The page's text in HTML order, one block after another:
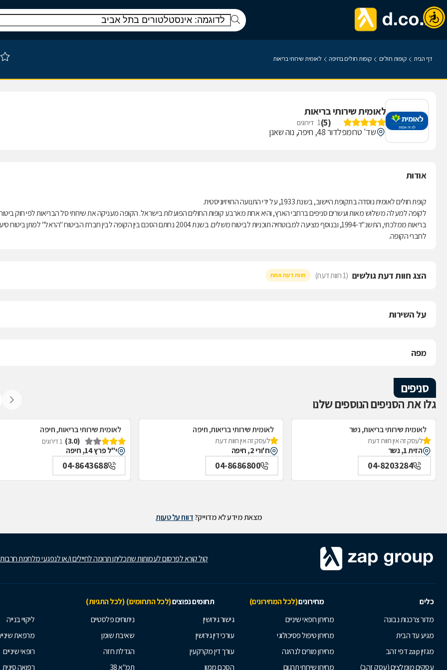
דף הבית קופות חולים קופות חולים בחיפה לאומית שירותי בריאות
לאומית שירותי בריאות
(
5
)
1 דירוגים
שד' טרומפלדור 48, חיפה, נוה שאנן
אודות
קופת חולים לאומית נוסדה בתקופת היישוב, בשנת 1933, על ידי התנועה הרוויזיוניסטית.
לקופה למעלה משלוש מאות ועשרים סניפים ברחבי הארץ, והיא אחת מארבע קופות החולים הפועלות בישראל. הקופה מעניקה את שירותי סל הבריאות לפי חוק
בריאות ממלכתי, התשנ"ד-1994, ובנוסף מציעה למבוטחיה תוכניות לביטוח משלים. בשנת 2004 נחתם הסכם בין הקופה לבין חברת הביטוח "הראל" למתן ביטוח
לחברי הקופה.
הצג חוות דעת גולשים (1 חוות דעת) חוות דעת אחת
על השירות
מפה
סניפים
גלו את הסניפים הנוספים שלנו
לאומית שירותי בריאות, נשר
לעסק זה אין חוות דעת
הזית 1, נשר
04-8203284
לאומית שירותי בריאות, חיפה
לעסק זה אין חוות דעת
ח'ורי 2, חיפה
04-8686800
לאומית שירותי בריאות, חיפה
(3.0)
1 דירוגים
י"ל פרץ 14, חיפה
04-8643688
מצאת מידע לא מדוייק?דווח על טעות
קול קורא לפרסום לעמותות שתכליתן תרומה לחיילים ו/או לנפגעי מלחמת
כלים מחירונים(לכל המחירונים) תחומים נפוצים(לכל התחומים) (לכל התגיות)
מדור צרכנות נבונה
מגיע עד הבית
מגזין zap דפי זהב
עסקים מומלצים (עסק זהב)
מחירון רופאי שיניים
מחירון טיפול פסיכולוגי
מחירון מורים לנהיגה
מחירון שירותי תרגום
גישור גירושין
עורכי דין גירושין
עורך דין מקרקעין
הסכם ממון
ניתוחים פלסטיים
שאיבת שומן
הגדלת חזה
תמ"א 38
ליקויי בנייה
מרפאת
רופאי שיניים
רפואה סינית